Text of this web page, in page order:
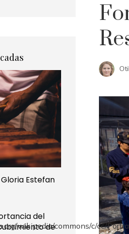
Estefan
del
de